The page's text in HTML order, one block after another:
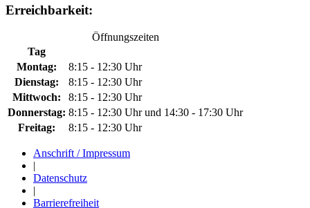
Erreichbarkeit:
Öffnungszeiten
Tag
Montag:
8:15 - 12:30 Uhr
Dienstag:
8:15 - 12:30 Uhr
Mittwoch:
8:15 - 12:30 Uhr
Donnerstag: 8:15 - 12:30 Uhr und 14:30 - 17:30 Uhr
Freitag:
8:15 - 12:30 Uhr
Anschrift / Impressum
|
Datenschutz
|
Barrierefreiheit